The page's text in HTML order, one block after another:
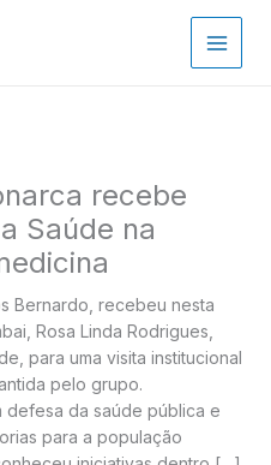
recebe
Saúde na
Bernardo, recebeu nesta
Rosa Linda Rodrigues,
para uma visita institucional
pelo grupo.
defesa da saúde pública e
para a população